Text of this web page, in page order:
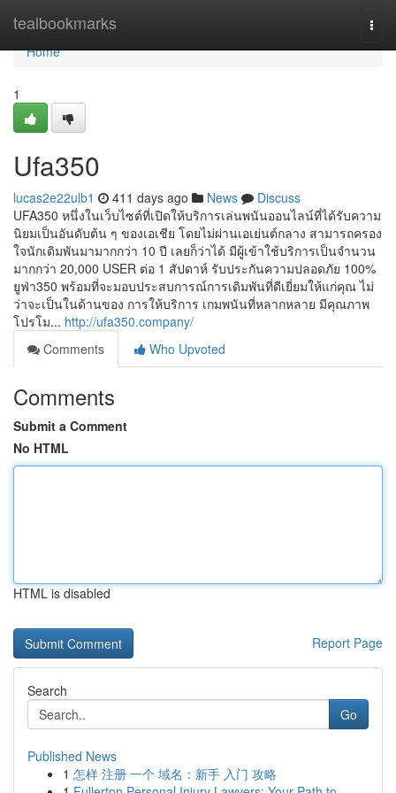
tealbookmarks
Home
Home
1
Ufa350
lucas2e22ulb1 411 days ago News
Discuss
UFA350 หนึ่งในเว็บไซต์ที่เปิดให้บริการเล่นพนันออนไลน์ที่ได้รับความ
นิยมเป็นอันดับต้น ๆ ของเอเชีย โดยไม่ผ่านเอเย่นต์กลาง สามารถครอง
ใจนักเดิมพันมามากกว่า 10 ปี เลยก็ว่าได้ มีผู้เข้าใช้บริการเป็นจำนวน
มากกว่า 20,000 USER ต่อ 1 สัปดาห์ รับประกันความปลอดภัย 100%
ยูฟ่า350 พร้อมที่จะมอบประสบการณ์การเดิมพันที่ดีเยี่ยมให้แก่คุณ ไม่
ว่าจะเป็นในด้านของ การให้บริการ เกมพนันที่หลากหลาย มีคุณภาพ
โปรโม... http://ufa350.company/
Comments
Who Upvoted
Comments
Submit a Comment
No HTML
HTML is disabled
Report Page
Search
Go
Published News
1 怎样 注册 一个 域名：新手 入门 攻略